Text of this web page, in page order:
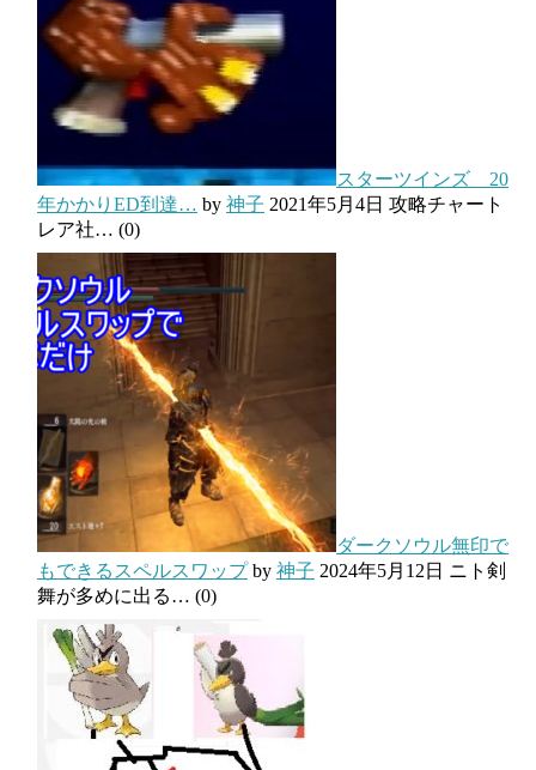
スターツインズ 20
年かかりED到達… by 神子 2021年5月4日 攻略チャート
レア社… (0)
ダークソウル無印で
もできるスペルスワップby 神子 2024年5月12日 ニト剣
舞が多めに出る… (0)